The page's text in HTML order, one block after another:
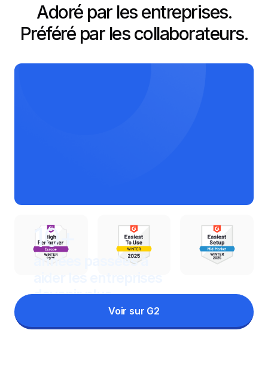
Adoré par les entreprises.
Préféré par les collaborateurs.
10+
années passées à
devenir plus
Voir sur G2